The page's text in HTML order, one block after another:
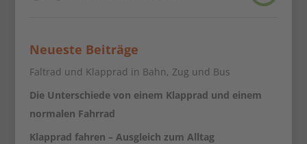
Neueste Beiträge
Faltrad und Klapprad in Bahn, Zug und Bus
Die Unterschiede von einem Klapprad und einem
normalen Fahrrad
Klapprad fahren – Ausgleich zum Alltag